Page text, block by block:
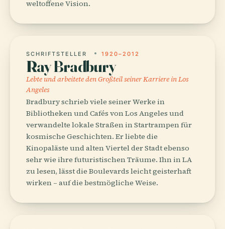
weltoffene Vision.
SCHRIFTSTELLER 1920–2012
Ray Bradbury
Lebte und arbeitete den Großteil seiner Karriere in Los
Angeles
Bradbury schrieb viele seiner Werke in
Bibliotheken und Cafés von Los Angeles und
verwandelte lokale Straßen in Startrampen für
kosmische Geschichten. Er liebte die
Kinopaläste und alten Viertel der Stadt ebenso
sehr wie ihre futuristischen Träume. Ihn in LA
zu lesen, lässt die Boulevards leicht geisterhaft
wirken – auf die bestmögliche Weise.